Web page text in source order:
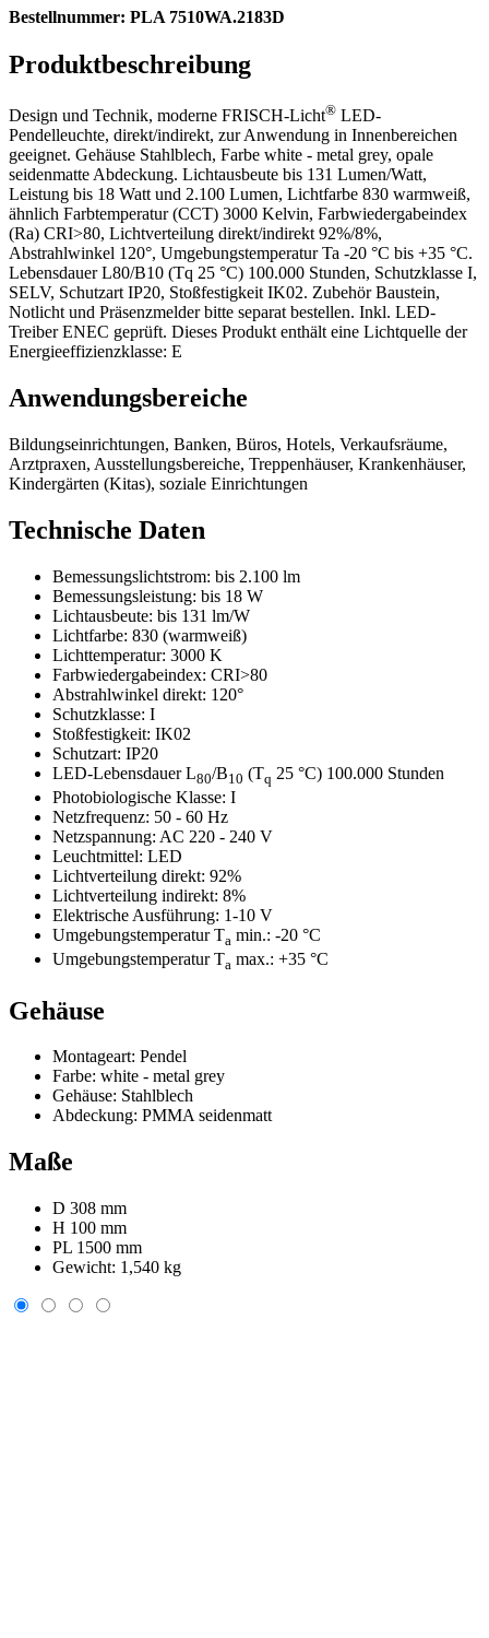
Bestellnummer: PLA 7510WA.2183D
Produktbeschreibung
Design und Technik, moderne FRISCH-Licht® LED-
Pendelleuchte, direkt/indirekt, zur Anwendung in Innenbereichen
geeignet. Gehäuse Stahlblech, Farbe white - metal grey, opale
seidenmatte Abdeckung. Lichtausbeute bis 131 Lumen/Watt,
Leistung bis 18 Watt und 2.100 Lumen, Lichtfarbe 830 warmweiß,
ähnlich Farbtemperatur (CCT) 3000 Kelvin, Farbwiedergabeindex
(Ra) CRI>80, Lichtverteilung direkt/indirekt 92%/8%,
Abstrahlwinkel 120°, Umgebungstemperatur Ta -20 °C bis +35 °C.
Lebensdauer L80/B10 (Tq 25 °C) 100.000 Stunden, Schutzklasse I,
SELV, Schutzart IP20, Stoßfestigkeit IK02. Zubehör Baustein,
Notlicht und Präsenzmelder bitte separat bestellen. Inkl. LED-
Treiber ENEC geprüft. Dieses Produkt enthält eine Lichtquelle der
Energieeffizienzklasse: E
Anwendungsbereiche
Bildungseinrichtungen, Banken, Büros, Hotels, Verkaufsräume,
Arztpraxen, Ausstellungsbereiche, Treppenhäuser, Krankenhäuser,
Kindergärten (Kitas), soziale Einrichtungen
Technische Daten
Bemessungslichtstrom: bis 2.100 lm
Bemessungsleistung: bis 18 W
Lichtausbeute: bis 131 lm/W
Lichtfarbe: 830 (warmweiß)
Lichttemperatur: 3000 K
Farbwiedergabeindex: CRI>80
Abstrahlwinkel direkt: 120°
Schutzklasse: I
Stoßfestigkeit: IK02
Schutzart: IP20
LED-Lebensdauer L80/B10 (Tq 25 °C) 100.000 Stunden
Photobiologische Klasse: I
Netzfrequenz: 50 - 60 Hz
Netzspannung: AC 220 - 240 V
Leuchtmittel: LED
Lichtverteilung direkt: 92%
Lichtverteilung indirekt: 8%
Elektrische Ausführung: 1-10 V
Umgebungstemperatur Ta min.: -20 °C
Umgebungstemperatur Ta max.: +35 °C
Gehäuse
Montageart: Pendel
Farbe: white - metal grey
Gehäuse: Stahlblech
Abdeckung: PMMA seidenmatt
Maße
D 308 mm
H 100 mm
PL 1500 mm
Gewicht: 1,540 kg